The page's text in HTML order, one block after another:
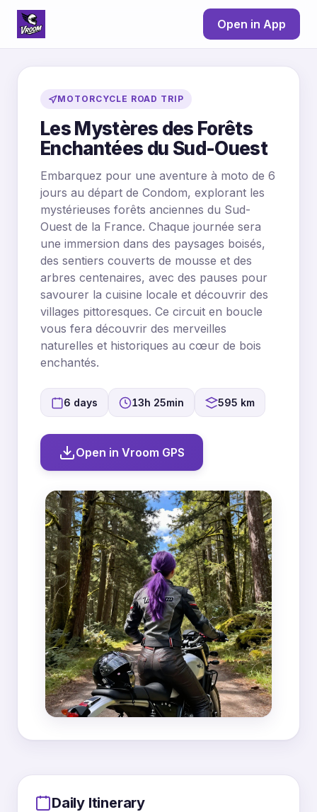
Open in App
MOTORCYCLE ROAD TRIP
Les Mystères des Forêts
Enchantées du Sud-Ouest
Embarquez pour une aventure à moto de 6
jours au départ de Condom, explorant les
mystérieuses forêts anciennes du Sud-
Ouest de la France. Chaque journée sera
une immersion dans des paysages boisés,
des sentiers couverts de mousse et des
arbres centenaires, avec des pauses pour
savourer la cuisine locale et découvrir des
villages pittoresques. Ce circuit en boucle
vous fera découvrir des merveilles
naturelles et historiques au cœur de bois
enchantés.
6 days 13h 25min 595 km
Open in Vroom GPS
MapLibre|OpenFreeMap © OpenMapTilesData fromOpenStreetMap
Daily Itinerary